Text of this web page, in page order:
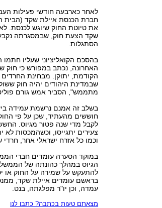
לאחר כארבעה חודשי פעילות
חברת הכנסת איילת שקד (הבית
את טיוטת החוק שיוגש לכנסת.
שקד הצעת חוק, שבמסגרתה נקבעו
הסתגלות.
בהסכם הקואליציוני שעליו
האחרונה, נכתב במפורש כי חוק
הקודמת, יתוקן. מבחינת החרדים
שבמדינת היהודים יהיה חוק
מתממש", הסביר אמש גורם
בשלב זה אמנם נרשמת עמידה
לקבל מדי שנה פטור מגיוס.
צעירים יתגייסו, וכשהמכסות לא
וכמו כל אזרח ישראלי אחר, חרדי
במוקד הסערה עומדים חברי
הגיוס במהלך כהונתה של
להתעקש על שמירה על החוק או
בראשם עומדים איילת שקד,
עמדה, וכן יו"ר מפלגתה, בנט.
מצאתם טעות בכתבה? כתבו לנו